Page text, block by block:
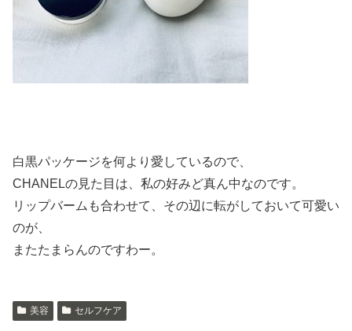
白黒パッケージを何より愛しているので、
CHANELの見た目は、私の好みど真ん中なのです。
リップバームも合わせて、その辺に転がしておいて可愛い
のが、
またたまらんのですわー。
美容 セルフケア